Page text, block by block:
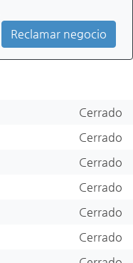
Reclamar negocio
Cerrado
Cerrado
Cerrado
Cerrado
Cerrado
Cerrado